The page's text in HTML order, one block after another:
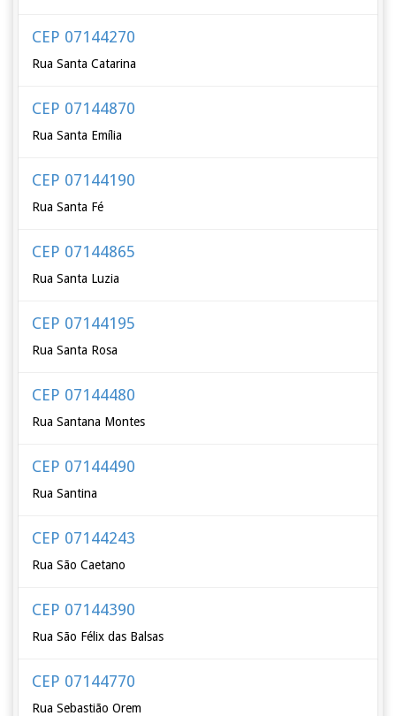
CEP 07144270
Rua Santa Catarina
CEP 07144870
Rua Santa Emília
CEP 07144190
Rua Santa Fé
CEP 07144865
Rua Santa Luzia
CEP 07144195
Rua Santa Rosa
CEP 07144480
Rua Santana Montes
CEP 07144490
Rua Santina
CEP 07144243
Rua São Caetano
CEP 07144390
Rua São Félix das Balsas
CEP 07144770
Rua Sebastião Orem